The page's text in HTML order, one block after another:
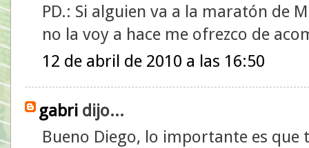
PD.: Si alguien va a la maratón de
no la voy a hace me ofrezco de
12 de abril de 2010 a las 16:50
gabri dijo...
Bueno Diego, lo importante es